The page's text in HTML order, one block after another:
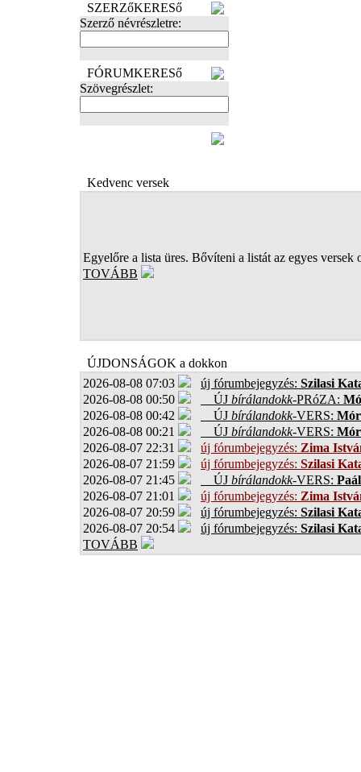
SZERZőKERESő
Szerző névrészletre:
FÓRUMKERESő
Szövegrészlet:
Kedvenc versek
Egyelőre a lista üres. Bővíteni a listát az egyes versek
TOVÁBB
ÚJDONSÁGOK a dokkon
2026-08-08 07:03
új fórumbejegyzés: Szilasi
2026-08-08 00:50
ÚJ bírálandokk-PRóZA:
2026-08-08 00:42
ÚJ bírálandokk-VERS:
2026-08-08 00:21
ÚJ bírálandokk-VERS:
2026-08-07 22:31
új fórumbejegyzés: Zima
2026-08-07 21:59
új fórumbejegyzés: Szilasi
2026-08-07 21:45
ÚJ bírálandokk-VERS:
2026-08-07 21:01
új fórumbejegyzés: Zima
2026-08-07 20:59
új fórumbejegyzés: Szilasi
2026-08-07 20:54
új fórumbejegyzés: Szilasi
TOVÁBB